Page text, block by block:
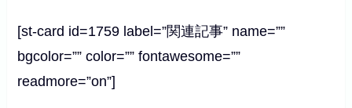
[st-card id=1759 label=”関連記事” name=””
bgcolor=”” color=”” fontawesome=””
readmore=”on”]